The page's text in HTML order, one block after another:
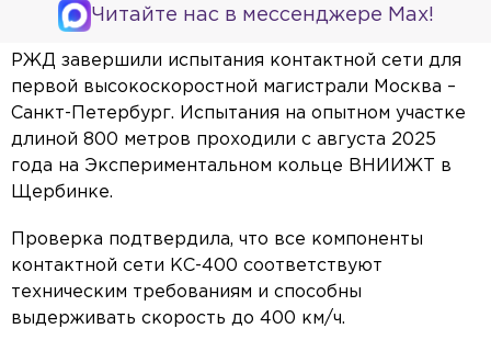
Читайте нас в мессенджере Max!
РЖД завершили испытания контактной сети для
первой высокоскоростной магистрали Москва –
Санкт-Петербург. Испытания на опытном участке
длиной 800 метров проходили с августа 2025
года на Экспериментальном кольце ВНИИЖТ в
Щербинке.
Проверка подтвердила, что все компоненты
контактной сети КС-400 соответствуют
техническим требованиям и способны
выдерживать скорость до 400 км/ч.